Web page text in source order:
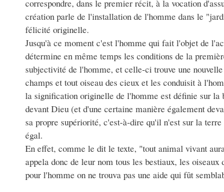
correspondre, dans le premier récit, à la vocation
création parle de l'installation de l'homme dans le
félicité originelle.
Jusqu'à ce moment c'est l'homme qui fait l'objet de
détermine en même temps les conditions de la
subjectivité de l'homme, et celle-ci trouve une
champs et tout oiseau des cieux et les conduisit à
la signification originelle de l'homme est définie sur la
devant Dieu (et d'une certaine manière également
sa propre supériorité, c'est-à-dire qu'il n'est sur la
égal.
En effet, comme le dit le texte, "tout animal vivant
appela donc de leur nom tous les bestiaux, les
pour l'homme on ne trouva pas une aide qui fût